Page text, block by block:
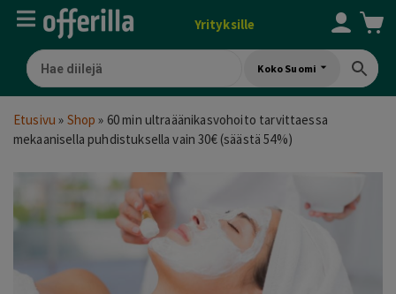
Yrityksille
Koko Suomi
Etusivu » Shop » 60 min ultraäänikasvohoito tarvittaessa
mekaanisella puhdistuksella vain 30€ (säästä 54%)